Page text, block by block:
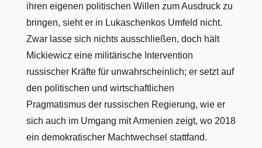
ihren eigenen politischen Willen zum Ausdruck zu
bringen, sieht er in Lukaschenkos Umfeld nicht.
Zwar lasse sich nichts ausschließen, doch hält
Mickiewicz eine militärische Intervention
russischer Kräfte für unwahrscheinlich; er setzt auf
den politischen und wirtschaftlichen
Pragmatismus der russischen Regierung, wie er
sich auch im Umgang mit Armenien zeigt, wo 2018
ein demokratischer Machtwechsel stattfand.